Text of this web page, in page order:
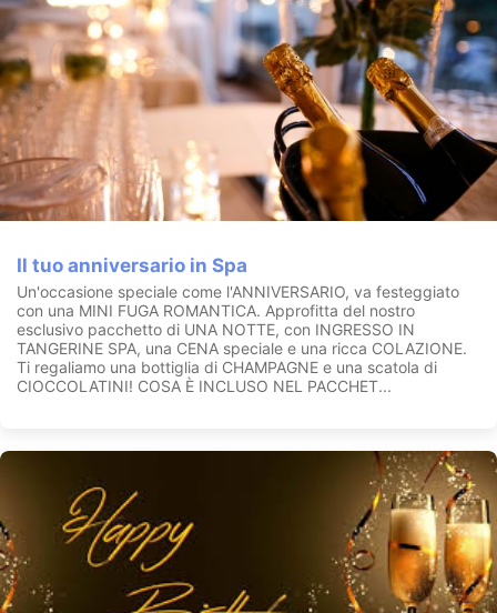
Il tuo anniversario in Spa
Un'occasione speciale come l'ANNIVERSARIO, va festeggiato
con una MINI FUGA ROMANTICA. Approfitta del nostro
esclusivo pacchetto di UNA NOTTE, con INGRESSO IN
TANGERINE SPA, una CENA speciale e una ricca COLAZIONE.
Ti regaliamo una bottiglia di CHAMPAGNE e una scatola di
CIOCCOLATINI! COSA È INCLUSO NEL PACCHET...